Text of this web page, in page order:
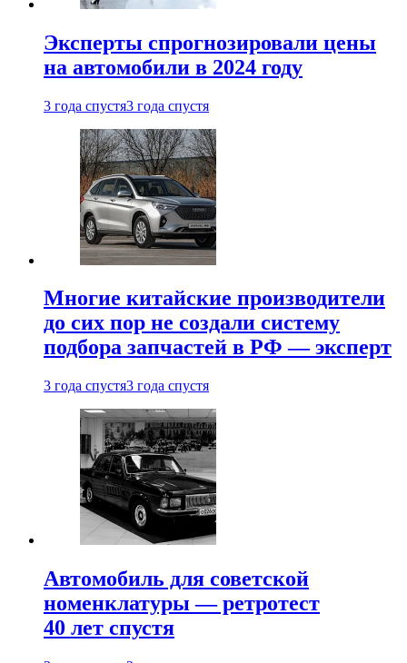
Эксперты спрогнозировали цены
на автомобили в 2024 году
3 года спустя3 года спустя
Многие китайские производители
до сих пор не создали систему
подбора запчастей в РФ — эксперт
3 года спустя3 года спустя
Автомобиль для советской
номенклатуры — ретротест
40 лет спустя